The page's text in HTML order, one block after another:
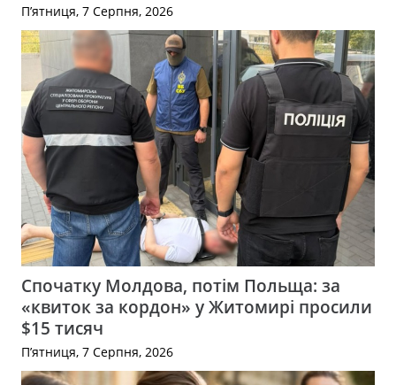
П’ятниця, 7 Серпня, 2026
Спочатку Молдова, потім Польща: за
«квиток за кордон» у Житомирі просили
$15 тисяч
П’ятниця, 7 Серпня, 2026